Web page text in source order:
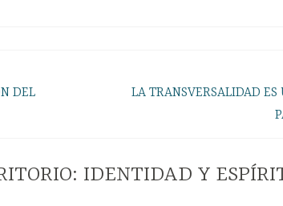
DEL
LA TRANSVERSALIDAD
IDENTIDAD Y